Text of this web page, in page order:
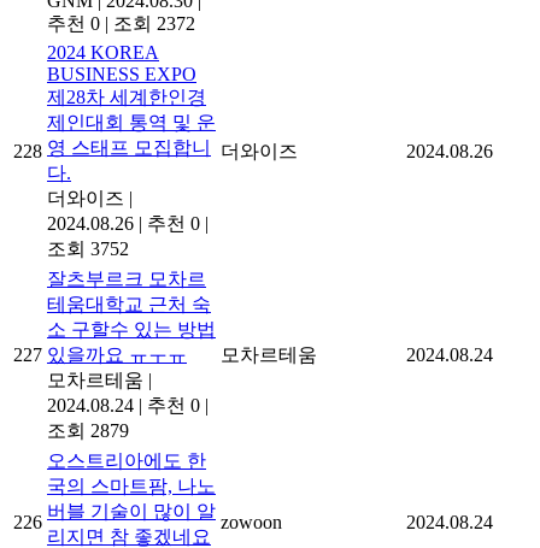
추천 0 | 조회 2372
228
2024 KOREA
BUSINESS EXPO
제28차 세계한인경
제인대회 통역 및 운
영 스태프 모집합니
다.
더와이즈 |
2024.08.26 | 추천 0 |
조회 3752
더와이즈 2024.08.26
227
잘츠부르크 모차르
테움대학교 근처 숙
소 구할수 있는 방법
있을까요 ㅠㅜㅠ
모차르테움 |
2024.08.24 | 추천 0 |
조회 2879
모차르테움 2024.08.24
226
오스트리아에도 한
국의 스마트팜, 나노
버블 기술이 많이 알
리지면 참 좋겠네요
zowoon 2024.08.24